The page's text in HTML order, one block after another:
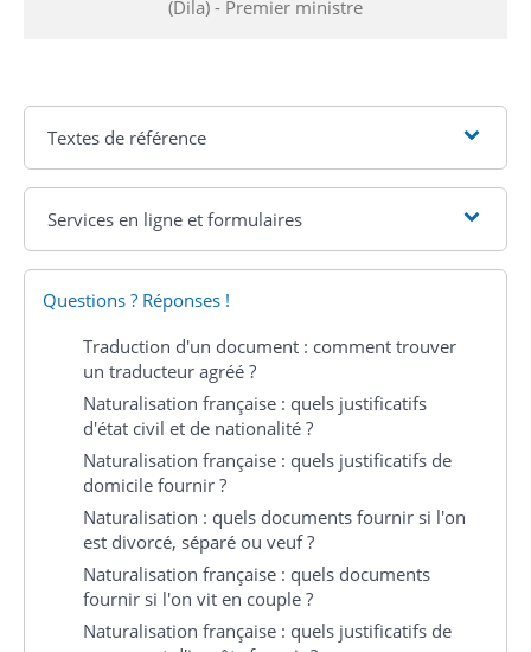
(Dila) - Premier ministre
Textes de référence
Services en ligne et formulaires
Questions ? Réponses !
Traduction d'un document : comment trouver
un traducteur agréé ?
Naturalisation française : quels justificatifs
d'état civil et de nationalité ?
Naturalisation française : quels justificatifs de
domicile fournir ?
Naturalisation : quels documents fournir si l'on
est divorcé, séparé ou veuf ?
Naturalisation française : quels documents
fournir si l'on vit en couple ?
Naturalisation française : quels justificatifs de